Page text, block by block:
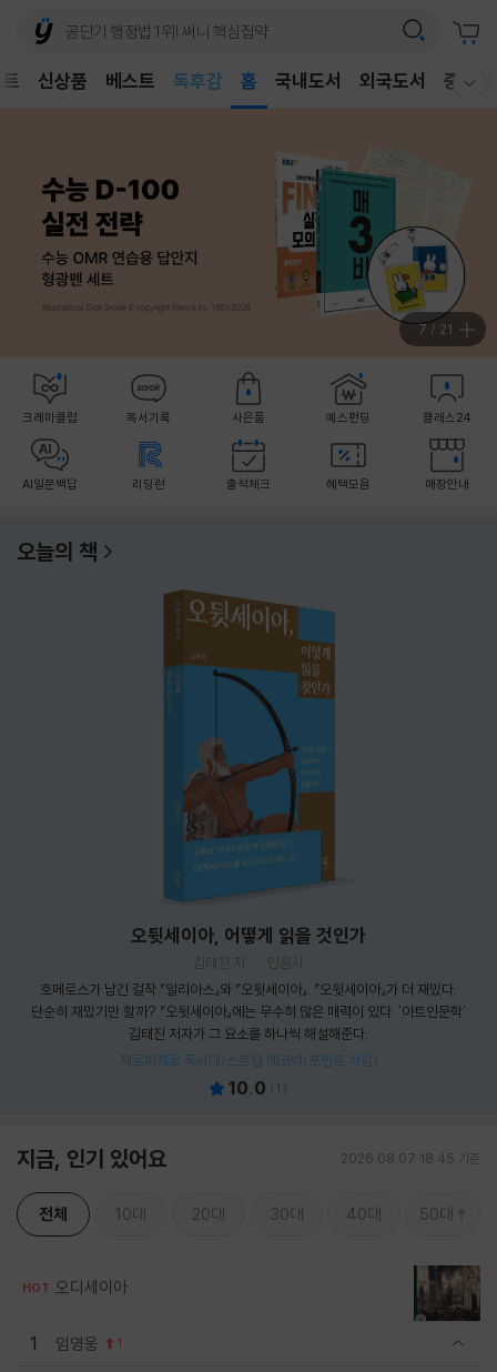
신상품 베스트
어린이
어린이 홈 국내도서 외국도서 중고샵
8 / 21
크레마클럽 독서기록 사은품 예스펀딩 클래스24
AI일문백답 리딩런 출석체크 혜택모음 매장안내
오늘의 책
오뒷세이아, 어떻게 읽을 것인가
김태진 저
민음사
호메로스가 남긴 걸작 『일리아스』와 『오뒷세이아』. 『오뒷세이아』가 더 재밌다.
단순히 재밌기만 할까? 『오뒷세이아』에는 무수히 많은 매력이 있다. '아트인문학'
김태진 저자가 그 요소를 하나씩 해설해준다.
제로퍼제로 독서대/스트랩 에코백(포인트 차감)
10.0 (1 )
지금, 인기 있어요 2026.08.07 18:45 기준
전체 10대 20대 30대 40대 50대
HOT 오디세이아
1 임영웅 1